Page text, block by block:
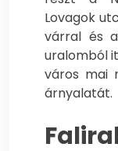
Lovagok
várral és
uralomból
város mai
árnyalatát.